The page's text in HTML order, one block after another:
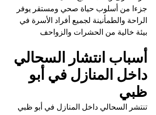
جزءا من أسلوب حياة صحي ومستقر يوفر
الراحة والطمأنينة لجميع أفراد الأسرة في
بيئة خالية من الحشرات والزواحف
أسباب انتشار السحالي
داخل المنازل في أبو
ظبي
تنتشر السحالي داخل المنازل في أبو ظبي